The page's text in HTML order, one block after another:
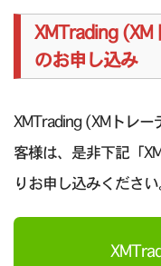
XMTrading
のお申し込み
XMTrading (XMトレ
客様は、是非下記「
りお申し込みください